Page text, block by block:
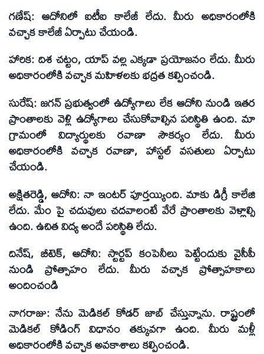
గణేష్: ఆదోనిలో ఐటీఐ కాలేజీ లేదు. మీరు అధికారంలోకి
వచ్చాక కాలేజీ ఏర్పాటు చేయండి.
హారిక:దిశ చట్టం, యాప్ వల్ల ఎక్కడా ప్రయోజనం లేదు. మీరు
అధికారంలోకి వచ్చాక మహిళలకు భద్రత కల్పించండి.
సురేష్:జగన్ ప్రభుత్వంలో ఉద్యోగాలు లేక ఆదోని నుండి ఇతర
ప్రాంతాలకు వెళ్లి ఉద్యోగాలు చేసుకోవాల్సిన పరిస్థితి ఉంది. మా
గ్రామంలో విద్యార్థులకు రవాణా సౌకర్యం లేదు. మీరు
అధికారంలోకి వచ్చాక రవాణా, హాస్టల్ వసతులు ఏర్పాటు
చేయండి.
అక్షితరెడ్డి, ఆదోని:నా ఇంటర్ పూర్తయ్యింది. మాకు డిగ్రీ కాలేజి
లేదు. మేం పై చదువులు చదవాలంటే వేరే ప్రాంతాలకు వెళ్లాల్సి
ఉంది. ఉచిత విద్య అందే పరిస్థితి లేదు.
దినేష్, బీటెక్, ఆదోని: స్టార్టప్ కంపెనీలు పెట్టేందుకు వైసీపీ
నుండి ప్రోత్సాహం లేదు. మీరు వచ్చాక ప్రోత్సాహకాలు
అందించండి
నాగరాజు: నేను మెడికల్ కోడర్ జాబ్ చేస్తున్నాను. రాష్ట్రంలో
మెడికల్ కోడింగ్ విధానం తక్కువగా ఉంది. మీరు మళ్లీ
అధికారంలోకి వచ్చాక అవకాశాలు కల్పించండి.